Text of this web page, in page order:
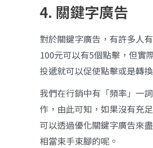
4. 關鍵字廣告
對於關鍵字廣告，有許多人
100元可以有5個點擊，但實
投遞就可以促使點擊或是轉換
我們在行銷中有「頻率」一
作，由此可知，如果沒有充
可以透過優化關鍵字廣告來
相當束手束腳的呢。